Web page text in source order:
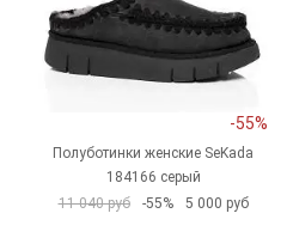
-55%
Полуботинки женские SeKada
184166 серый
11 040 руб
-55% 5 000 руб